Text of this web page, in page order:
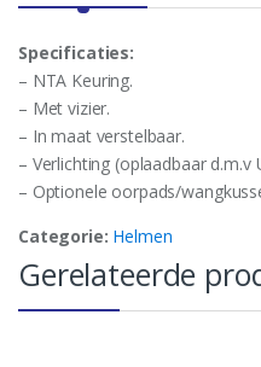
Specificaties:
– NTA Keuring.
– Met vizier.
– In maat verstelbaar.
– Verlichting (oplaadbaar d.m.v
– Optionele oorpads/
Categorie: Helmen
Gerelateerde